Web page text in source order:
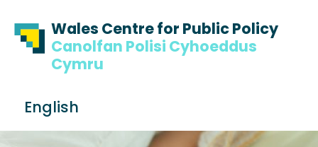
Wales Centre for Public Policy
Canolfan Polisi Cyhoeddus
Cymru
English